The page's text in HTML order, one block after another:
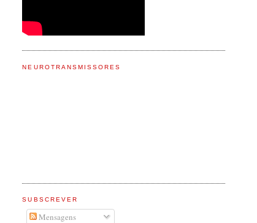
NEUROTRANSMISSORES
SUBSCREVER
Mensagens